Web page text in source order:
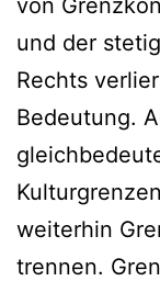
und der
Rechts
Bedeutung.
weiterhin
trennen.